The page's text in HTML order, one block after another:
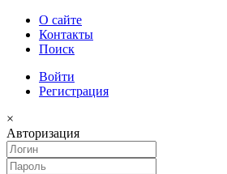
О сайте
Контакты
Поиск
Войти
Регистрация
×
Авторизация